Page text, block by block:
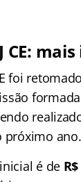
CE:
foi
próximo ano.
é de